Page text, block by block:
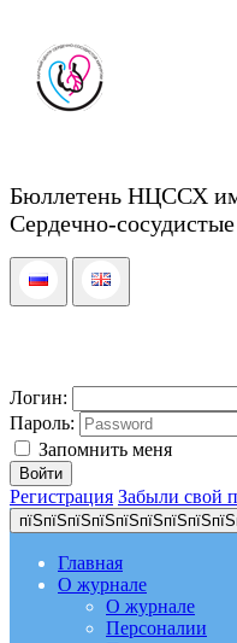
Бюллетень НЦССХ
Сердечно-
Логин:
Пароль:
Запомнить меня
Регистрация Забыли свой
Главная
О журнале
О журнале
Персоналии